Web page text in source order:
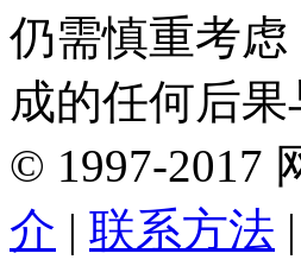
仍需慎重考
成的任何后
© 1997-2017
介 | 联系方法 |